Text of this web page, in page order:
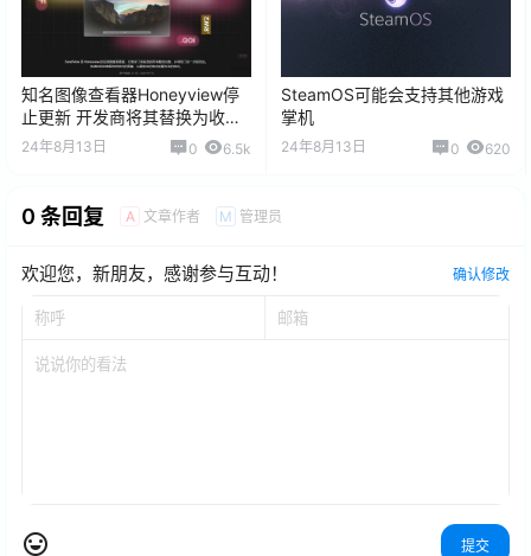
知名图像查看器Honeyview停
止更新 开发商将其替换为收费
的BandiView
24年8月13日 0 6.5k
SteamOS可能会支持其他游戏
掌机
24年8月13日 0 620
0 条回复 A 文章作者 M 管理员
欢迎您，新朋友，感谢参与互动！ 确认修改
提交